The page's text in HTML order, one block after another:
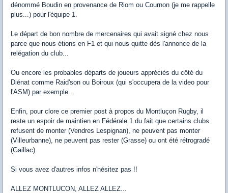
dénommé Boudin en provenance de Riom ou Cournon (je me rappelle
plus...) pour l'équipe 1.
Le départ de bon nombre de mercenaires qui avait signé chez nous
parce que nous étions en F1 et qui nous quitte dès l'annonce de la
relégation du club...
Ou encore les probables départs de joueurs appréciés du côté du
Diénat comme Raid'son ou Boiroux (qui s'occupera de la video pour
l'ASM) par exemple...
Enfin, pour clore ce premier post à propos du Montluçon Rugby, il
reste un espoir de maintien en Fédérale 1 du fait que certains clubs
refusent de monter (Vendres Lespignan), ne peuvent pas monter
(Villeurbanne), ne peuvent pas rester (Grasse) ou ont été rétrogradé
(Gaillac).
Si vous avez d'autres infos n'hésitez pas !!
ALLEZ MONTLUCON, ALLEZ ALLEZ...